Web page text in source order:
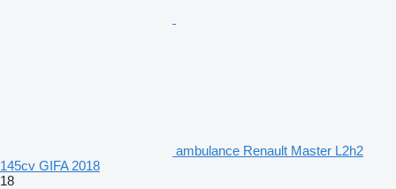
ambulance Renault Master L2h2
145cv GIFA 2018
18